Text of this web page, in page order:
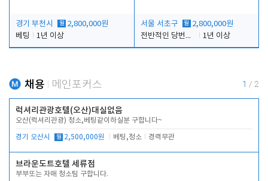
경기 부천시 월 2,800,000원
베팅
1년 이상
서울 서초구 월 2,800,000원
전반적인 당번업무
1년 이상
채용 메인포커스 1 / 2
럭셔리관광호텔(오산)대실없음
오산(럭셔리관광) 청소,베팅같이하실분 구합니다~
경기 오산시 월 2,500,000원 베팅,청소 경력무관
브라운도트호텔 세류점
부부또는 자매 청소팀 구합니다.